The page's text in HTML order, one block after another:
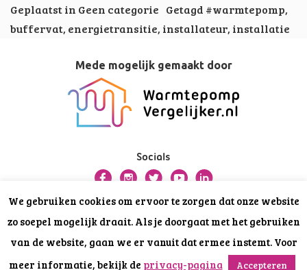
Geplaatst in Geen categorie Getagd #warmtepomp,
buffervat, energietransitie, installateur, installatie
Mede mogelijk gemaakt door
Socials
Over deze website
Privacy
Disclaimer
We gebruiken cookies om ervoor te zorgen dat onze website
zo soepel mogelijk draait. Als je doorgaat met het gebruiken
van de website, gaan we er vanuit dat ermee instemt. Voor
meer informatie, bekijk de privacy-pagina Accepteren